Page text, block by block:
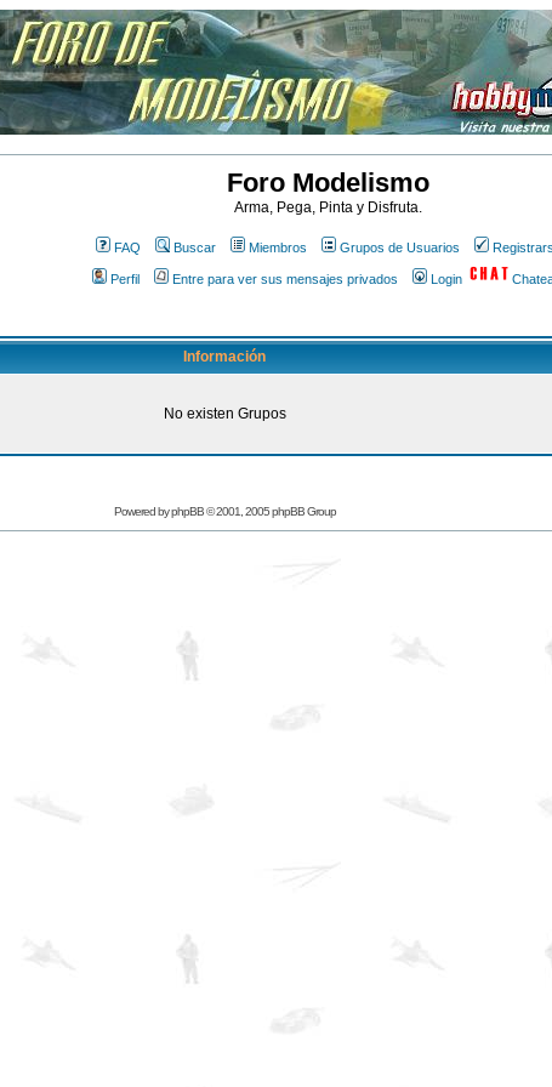
Foro Modelismo
Arma, Pega, Pinta y Disfruta.
FAQ Buscar Miembros Grupos de Usuarios
Perfil Entre para ver sus mensajes privados Login
Información
No existen Grupos
Powered byphpBB© 2001, 2005 phpBB Group